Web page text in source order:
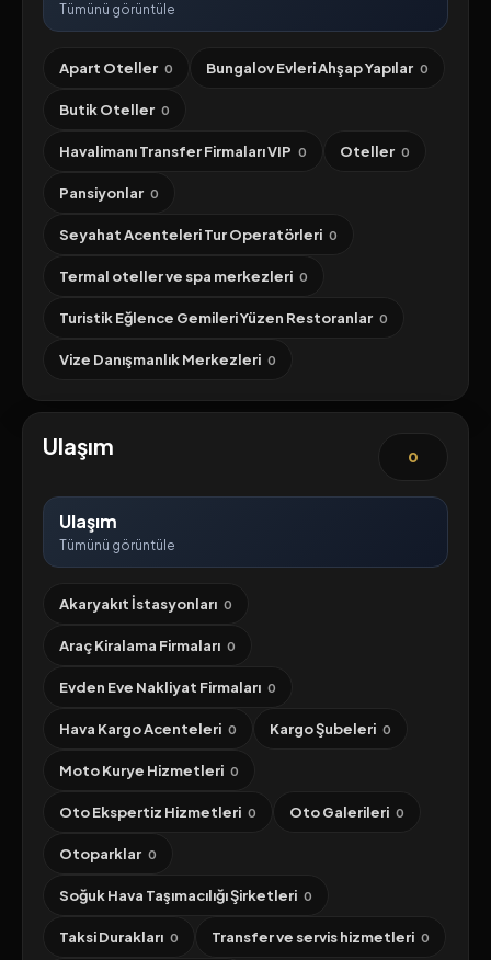
Tümünü görüntüle
Apart Oteller 0 Bungalov Evleri Ahşap Yapılar 0
Butik Oteller 0
Havalimanı Transfer Firmaları VIP 0 Oteller 0
Pansiyonlar 0
Seyahat Acenteleri Tur Operatörleri 0
Termal oteller ve spa merkezleri 0
Turistik Eğlence Gemileri Yüzen Restoranlar 0
Vize Danışmanlık Merkezleri 0
Ulaşım 0
Ulaşım
Tümünü görüntüle
Akaryakıt İstasyonları 0
Araç Kiralama Firmaları 0
Evden Eve Nakliyat Firmaları 0
Hava Kargo Acenteleri 0 Kargo Şubeleri 0
Moto Kurye Hizmetleri 0
Oto Ekspertiz Hizmetleri 0 Oto Galerileri 0
Otoparklar 0
Soğuk Hava Taşımacılığı Şirketleri 0
Taksi Durakları 0 Transfer ve servis hizmetleri 0